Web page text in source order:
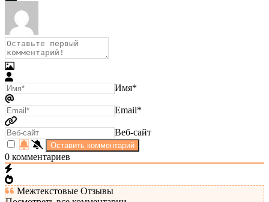
Имя*
Email*
Веб-сайт
0 комментариев
Межтекстовые Отзывы